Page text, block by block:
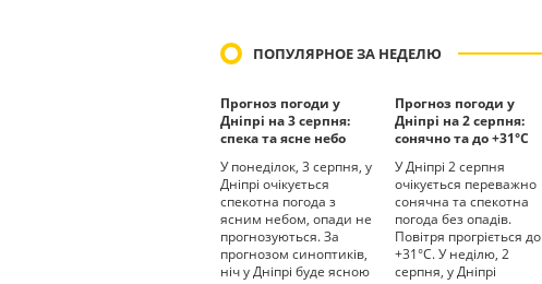
ПОПУЛЯРНОЕ ЗА НЕДЕЛЮ
Прогноз погоди у
Дніпрі на 3 серпня:
спека та ясне небо
У понеділок, 3 серпня, у
Дніпрі очікується
спекотна погода з
ясним небом, опади не
прогнозуються. За
прогнозом синоптиків,
ніч у Дніпрі буде ясною
Прогноз погоди у
Дніпрі на 2 серпня:
сонячно та до +31°С
У Дніпрі 2 серпня
очікується переважно
сонячна та спекотна
погода без опадів.
Повітря прогріється до
+31°С. У неділю, 2
серпня, у Дніпрі